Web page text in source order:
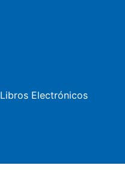
Libros Electrónicos